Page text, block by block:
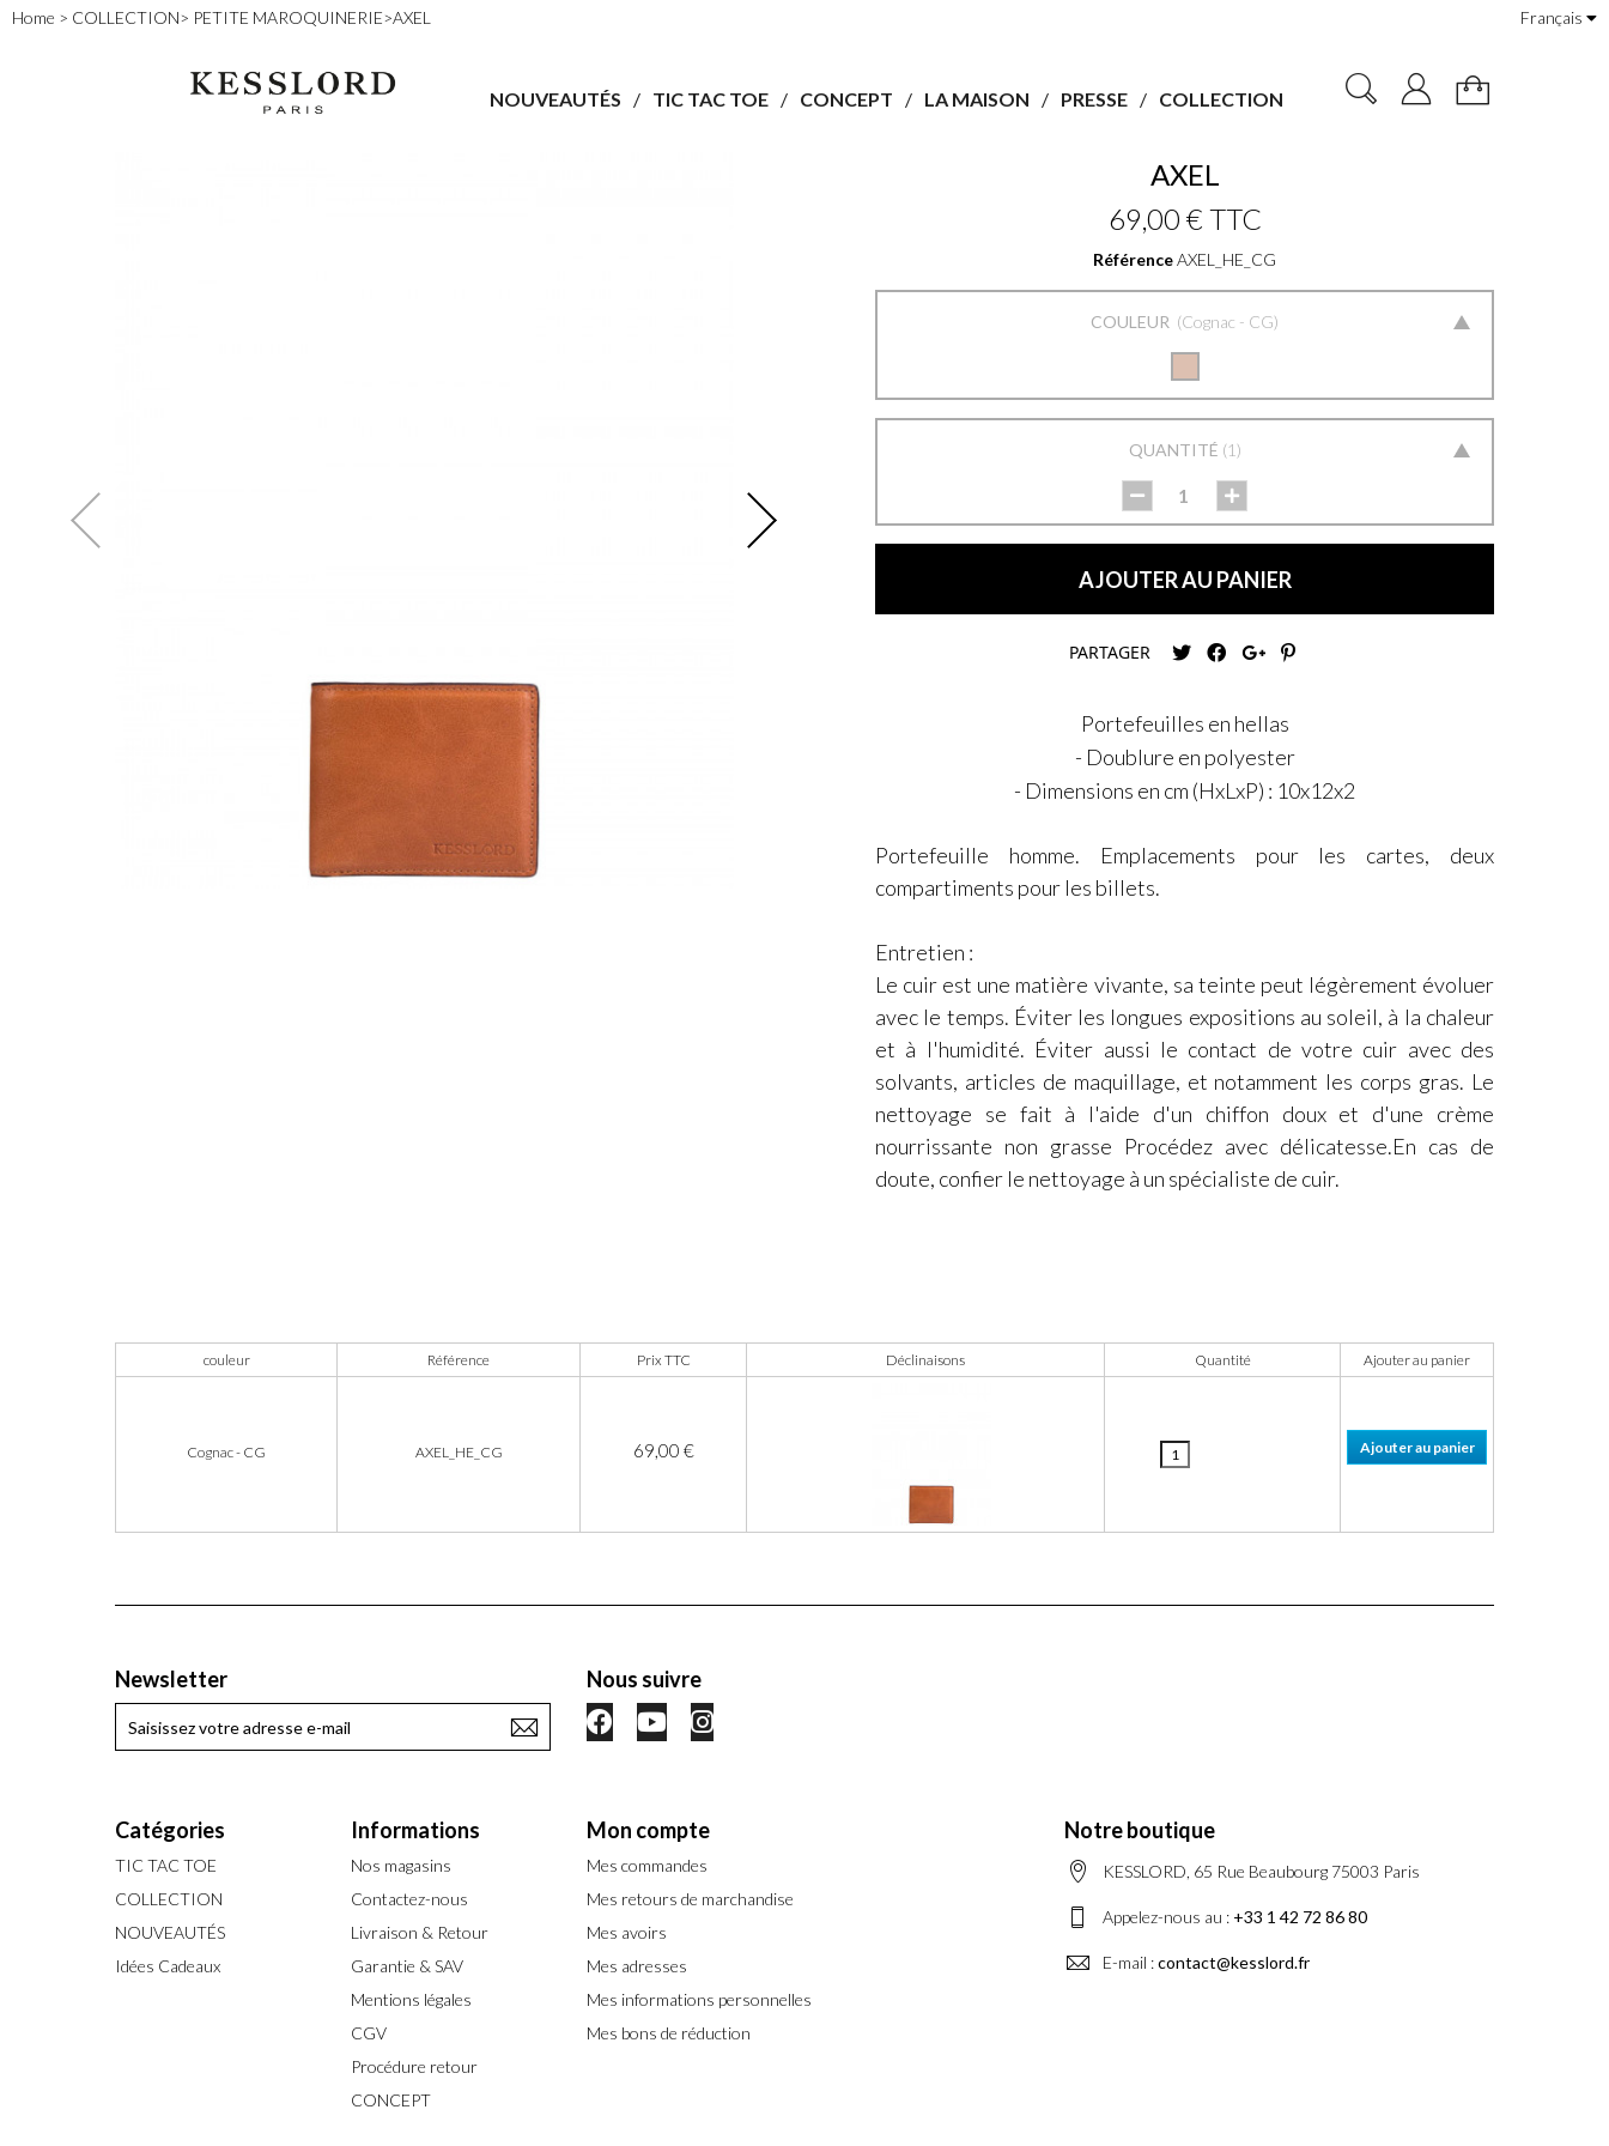
Home > COLLECTION> PETITE MAROQUINERIE>AXEL Français
NOUVEAUTÉS TIC TAC TOE CONCEPT LA MAISON PRESSE COLLECTION
AXEL
69,00 € TTC
RéférenceAXEL_HE_CG
COULEUR Cognac - CG
QUANTITÉ 1
AJOUTER AU PANIER
PARTAGER
Portefeuilles en hellas
- Doublure en polyester
- Dimensions en cm (HxLxP) : 10x12x2
Portefeuille homme. Emplacements pour les cartes, deux
compartiments pour les billets.
Entretien :
Le cuir est une matière vivante, sa teinte peut légèrement évoluer
avec le temps. Éviter les longues expositions au soleil, à la chaleur
et à l'humidité. Éviter aussi le contact de votre cuir avec des
solvants, articles de maquillage, et notamment les corps gras. Le
nettoyage se fait à l'aide d'un chiffon doux et d'une crème
nourrissante non grasse Procédez avec délicatesse.En cas de
doute, confier le nettoyage à un spécialiste de cuir.
couleur Référence Prix TTC Déclinaisons Quantité Ajouter au panier
Cognac - CG AXEL_HE_CG 69,00 €
Newsletter Nous suivre
Catégories
TIC TAC TOE
COLLECTION
NOUVEAUTÉS
Idées Cadeaux
Informations
Nos magasins
Contactez-nous
Livraison & Retour
Garantie & SAV
Mentions légales
CGV
Procédure retour
CONCEPT
Mon compte
Mes commandes
Mes retours de marchandise
Mes avoirs
Mes adresses
Mes informations personnelles
Mes bons de réduction
Notre boutique
KESSLORD, 65 Rue Beaubourg 75003 Paris
Appelez-nous au : +33 1 42 72 86 80
E-mail :contact@kesslord.fr